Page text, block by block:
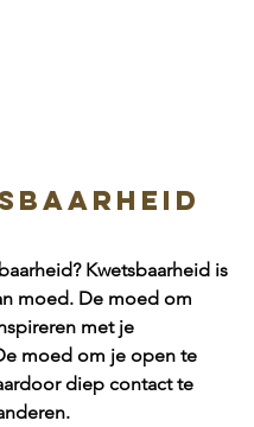
Kwetsbaarheid is
moed. De moed om
met je
moed om je open te
diep contact te